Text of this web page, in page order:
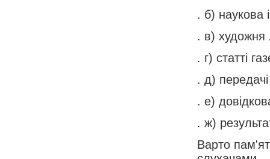
. б) наукова
. в) художня
. г) статті
. д)
. е)
. ж)
Варто